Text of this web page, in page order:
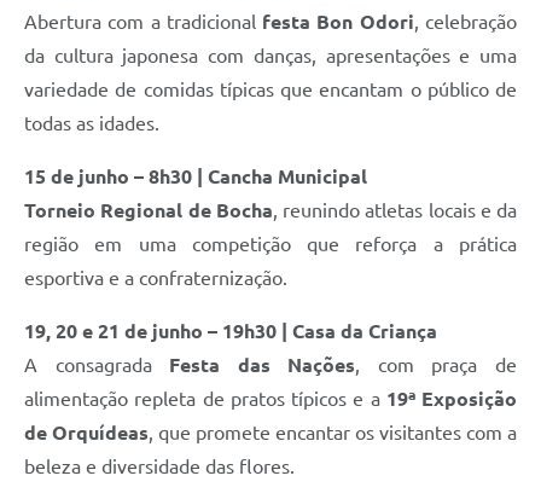
Abertura com a tradicional festa Bon Odori, celebração
da cultura japonesa com danças, apresentações e uma
variedade de comidas típicas que encantam o público de
todas as idades.
15 de junho – 8h30 | Cancha Municipal
Torneio Regional de Bocha, reunindo atletas locais e da
região em uma competição que reforça a prática
esportiva e a confraternização.
19, 20 e 21 de junho – 19h30 | Casa da Criança
A consagrada Festa das Nações, com praça de
alimentação repleta de pratos típicos e a 19ª Exposição
de Orquídeas, que promete encantar os visitantes com a
beleza e diversidade das flores.